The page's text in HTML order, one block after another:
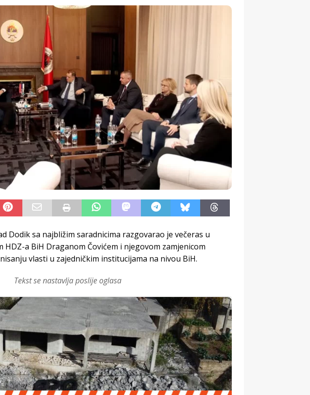
tišina BOSNA I
Dodik sa najbližim saradnicima razgovarao je večeras u
HDZ-a BiH Draganom Čovićem i njegovom zamjenicom
vlasti u zajedničkim institucijama na nivou BiH.
Tekst se nastavlja poslije oglasa